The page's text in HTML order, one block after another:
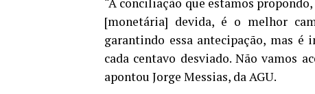
[monetária] devida, é o melhor
garantindo essa antecipação, mas é
cada centavo desviado. Não vamos
apontou Jorge Messias, da AGU.